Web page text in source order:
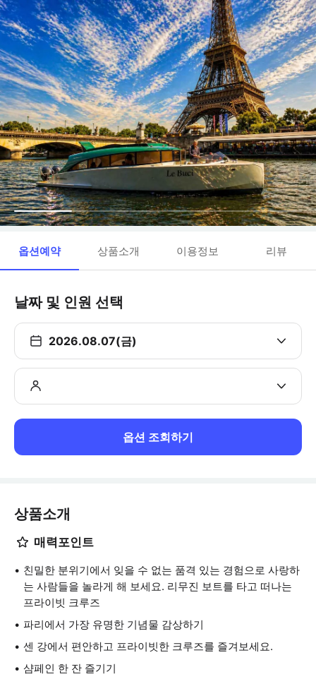
옵션예약 상품소개 이용정보 리뷰
날짜 및 인원 선택
2026.08.07(금)
옵션 조회하기
상품소개
매력포인트
친밀한 분위기에서 잊을 수 없는 품격 있는 경험으로 사랑하
는 사람들을 놀라게 해 보세요. 리무진 보트를 타고 떠나는
프라이빗 크루즈
파리에서 가장 유명한 기념물 감상하기
센 강에서 편안하고 프라이빗한 크루즈를 즐겨보세요.
샴페인 한 잔 즐기기